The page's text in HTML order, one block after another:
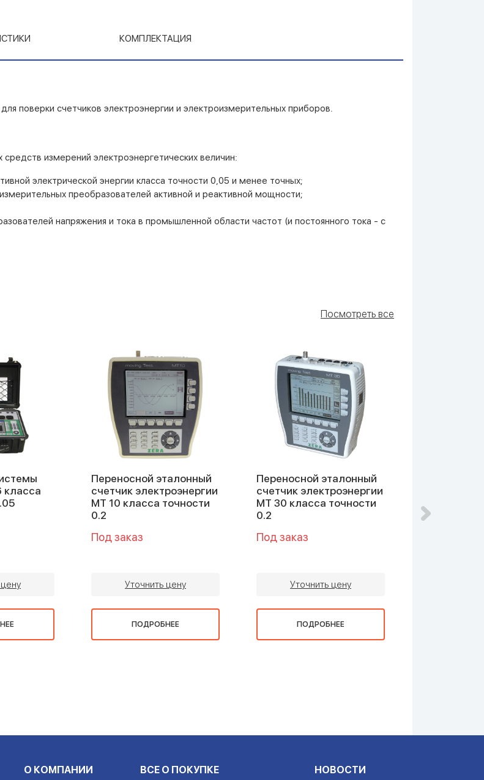
КОМПЛЕКТАЦИЯ
поверки счетчиков электроэнергии и электроизмерительных приборов.
измерений электроэнергетических величин:
электрической энергии класса точности 0,05 и менее точных;
преобразователей активной и реактивной мощности;
напряжения и тока в промышленной области частот (и постоянного тока - с
Посмотреть все
класса
Переносной эталонный
счетчик электроэнергии
МТ 10 класса точности
0.2
Под заказ
Уточнить цену
ПОДРОБНЕЕ
Переносной эталонный
счетчик электроэнергии
MT 30 класса точности
0.2
Под заказ
Уточнить цену
ПОДРОБНЕЕ
энергии
О КОМПАНИИ ВСЕ О ПОКУПКЕ НОВОСТИ